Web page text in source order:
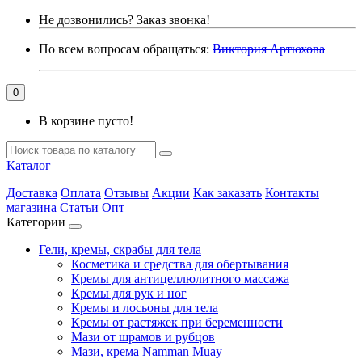
Не дозвонились? Заказ звонка!
По всем вопросам обращаться: Виктория Артюхова
0
В корзине пусто!
Каталог
Доставка Оплата Отзывы Акции Как заказать Контакты
магазина Статьи Опт
Категории
Гели, кремы, скрабы для тела
Косметика и средства для обертывания
Кремы для антицеллюлитного массажа
Кремы для рук и ног
Кремы и лосьоны для тела
Кремы от растяжек при беременности
Мази от шрамов и рубцов
Мази, крема Namman Muay